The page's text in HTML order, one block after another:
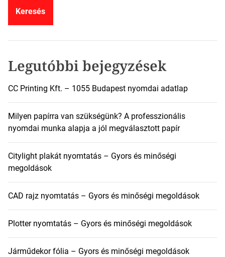
Legutóbbi bejegyzések
CC Printing Kft. – 1055 Budapest nyomdai adatlap
Milyen papírra van szükségünk? A professzionális
nyomdai munka alapja a jól megválasztott papír
Citylight plakát nyomtatás – Gyors és minőségi
megoldások
CAD rajz nyomtatás – Gyors és minőségi megoldások
Plotter nyomtatás – Gyors és minőségi megoldások
Járműdekor fólia – Gyors és minőségi megoldások